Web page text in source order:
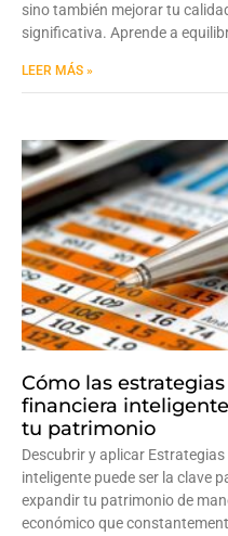
sino también mejorar tu
significativa. Aprende a
LEER MÁS »
Cómo las
financiera
tu patrimonio
Descubrir y aplicar
inteligente puede ser la clave
expandir tu patrimonio de
económico que